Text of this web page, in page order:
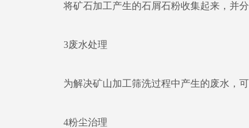
将矿石加工产生的石屑石粉收集起来，并分
3废水处理
为解决矿山加工筛洗过程中产生的废水，可
4粉尘治理